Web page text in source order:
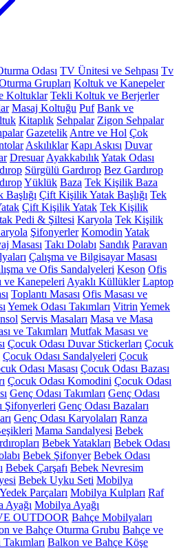
Odası TV Ünitesi ve Sehpası Tv
Grupları Koltuk ve Kanepeler
Koltuklar Tekli Koltuk ve Berjerler
Masaj Koltuğu Puf Bank ve
Kitaplık Sehpalar Zigon Sehpalar
Gazetelik Antre ve Hol Çok
Askılıklar Kapı Askısı Duvar
Dresuar AyakkabılıkYatak Odası
Sürgülü Gardırop Bez Gardırop
Yüklük Baza Tek Kişilik Baza
Başlığı Çift Kişilik Yatak Başlığı Tek
Çift Kişilik Yatak Tek Kişilik
Pedi & Şiltesi Karyola Tek Kişilik
Şifonyerler Komodin Yatak
Masası Takı Dolabı Sandık Paravan
Çalışma ve Bilgisayar Masası
ve Ofis Sandalyeleri Keson Ofis
ve Kanepeleri Ayaklı Küllükler Laptop
Toplantı Masası Ofis Masası ve
Yemek Odası Takımları Vitrin Yemek
Servis Masaları Masa ve Masa
ve Takımları Mutfak Masası ve
Çocuk Odası Duvar Stickerları Çocuk
Çocuk Odası Sandalyeleri Çocuk
Odası Masası Çocuk Odası Bazası
Çocuk Odası Komodini Çocuk Odası
Genç Odası Takımları Genç Odası
Şifonyerleri Genç Odası Bazaları
Genç Odası Karyolaları Ranza
Mama Sandalyesi Bebek
Bebek Yatakları Bebek Odası
Bebek Şifonyer Bebek Odası
Bebek Çarşafı Bebek Nevresim
Bebek Uyku Seti Mobilya
Parçaları Mobilya Kulpları Raf
Ayağı Mobilya Ayağı
OUTDOOR Bahçe Mobilyaları
ve Bahçe Oturma Grubu Bahçe ve
Balkon ve Bahçe Köşe